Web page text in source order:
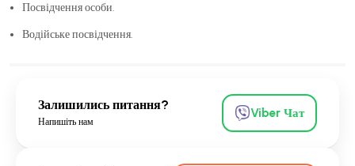
Посвідчення особи.
Водійське посвідчення.
Залишились питання?
Напишіть нам
Viber Чат